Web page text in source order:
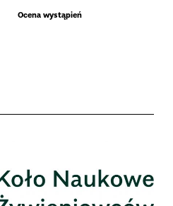
Ocena wystąpień